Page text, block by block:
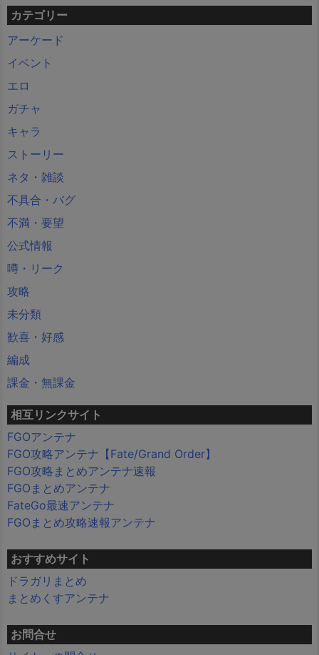
カテゴリー
アーケード
イベント
エロ
ガチャ
キャラ
ストーリー
ネタ・雑談
不具合・バグ
不満・要望
公式情報
噂・リーク
攻略
未分類
歓喜・好感
編成
課金・無課金
相互リンクサイト
FGOアンテナ
FGO攻略アンテナ【Fate/Grand Order】
FGO攻略まとめアンテナ速報
FGOまとめアンテナ
FateGo最速アンテナ
FGOまとめ攻略速報アンテナ
おすすめサイト
ドラガリまとめ
まとめくすアンテナ
お問合せ